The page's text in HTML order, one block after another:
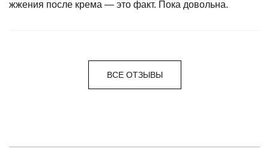
жжения после крема — это факт. Пока довольна.
ВСЕ ОТЗЫВЫ